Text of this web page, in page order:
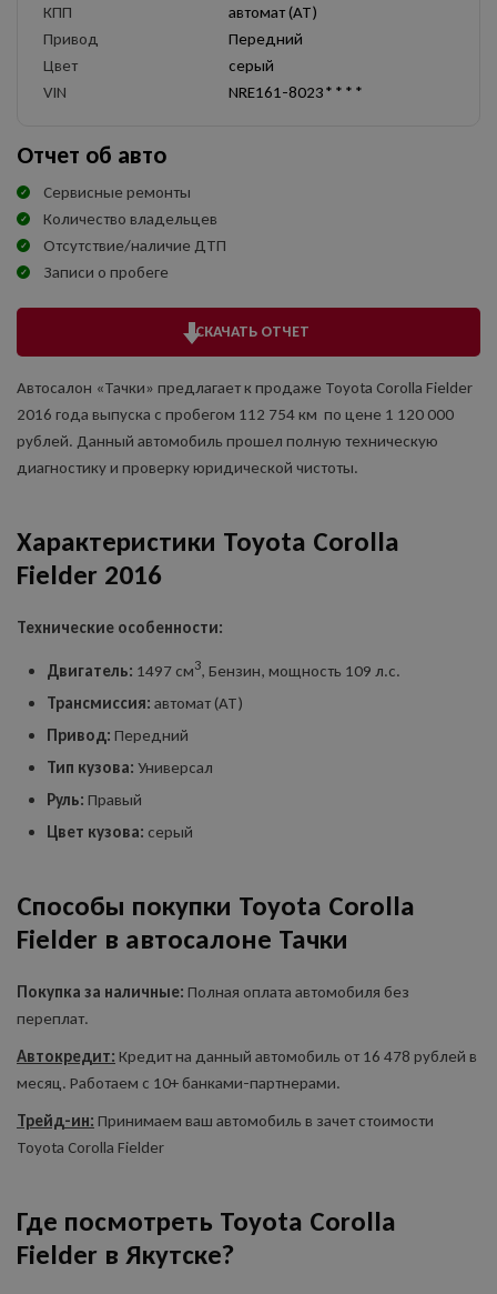
КПП
автомат (AT)
Привод
Передний
Цвет
серый
VIN
NRE161-8023****
Отчет об авто
Сервисные ремонты
Количество владельцев
Отсутствие/наличие ДТП
Записи о пробеге
СКАЧАТЬ ОТЧЕТ
Автосалон «Тачки» предлагает к продаже Toyota Corolla Fielder
2016 года выпуска с пробегом 112 754 км по цене 1 120 000
рублей. Данный автомобиль прошел полную техническую
диагностику и проверку юридической чистоты.
Характеристики Toyota Corolla
Fielder 2016
Технические особенности:
Двигатель: 1497 см3, Бензин, мощность 109 л.с.
Трансмиссия: автомат (AT)
Привод: Передний
Тип кузова: Универсал
Руль: Правый
Цвет кузова: серый
Способы покупки Toyota Corolla
Fielder в автосалоне Тачки
Покупка за наличные: Полная оплата автомобиля без
переплат.
Автокредит: Кредит на данный автомобиль от 16 478 рублей в
месяц. Работаем с 10+ банками-партнерами.
Трейд-ин: Принимаем ваш автомобиль в зачет стоимости
Toyota Corolla Fielder
Где посмотреть Toyota Corolla
Fielder в Якутске?